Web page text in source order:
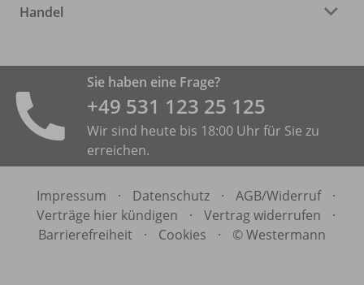
Handel
Sie haben eine Frage?
+49 531 ­123 25 125
Wir sind heute bis 18:00 Uhr für Sie zu
erreichen.
Impressum · Datenschutz · AGB/Widerruf
·
Verträge hier kündigen
· Vertrag widerrufen
·
Barrierefreiheit
· Cookies · © Westermann